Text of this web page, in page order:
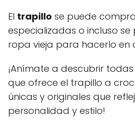
El trapillo se puede
especializadas o incluso
ropa vieja para hacerlo en
¡Anímate a descubrir
que ofrece el trapillo a
únicas y originales que
personalidad y estilo!